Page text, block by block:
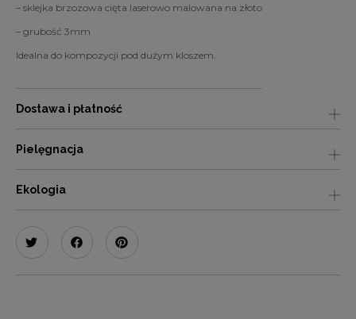
– sklejka brzozowa cięta laserowo malowana na złoto
– grubość 3mm
Idealna do kompozycji pod dużym kloszem.
Dostawa i płatność
Pielęgnacja
Ekologia